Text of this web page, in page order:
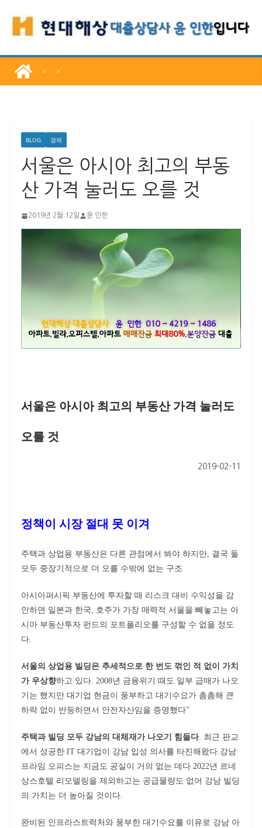
로
너
BLOG 경제
서울은 아시아 최고의 부동
산 가격 눌러도 오를 것
2019년 2월 12일 윤 인한
서울은 아시아 최고의 부동산 가격 눌러도
오를 것
2019-02-11
정책이 시장 절대 못 이겨
주택과 상업용 부동산은 다른 관점에서 봐야 하지만, 결국 둘
모두 중장기적으로 더 오를 수밖에 없는 구조
아시아퍼시픽 부동산에 투자할 때 리스크 대비 수익성을 감
안하면 일본과 한국, 호주가 가장 매력적 서울을 빼놓고는 아
시아 부동산투자 펀드의 포트폴리오를 구성할 수 없을 정도
다.
서울의 상업용 빌딩은 추세적으로 한 번도 꺾인 적 없이 가치
가 우상향하고 있다. 2008년 금융위기 때도 일부 급매가 나오
기는 했지만 대기업 현금이 풍부하고 대기수요가 촘촘해 큰
하락 없이 반등하면서 안전자산임을 증명했다”
주택과 빌딩 모두 강남의 대체재가 나오기 힘들다. 최근 판교
에서 성공한 IT 대기업이 강남 입성 의사를 타진해왔다.강남
프라임 오피스는 지금도 공실이 거의 없는 데다 2022년 르네
상스호텔 리모델링을 제외하고는 공급물량도 없어 강남 빌딩
의 가치는 더 높아질 것이다.
완비된 인프라스트럭처와 풍부한 대기수요를 이유로 강남 아